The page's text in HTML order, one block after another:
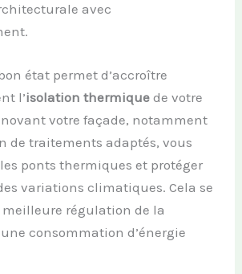
avec
état permet d’accroître
l’isolation thermique de votre
votre façade, notamment
de traitements adaptés, vous
ponts thermiques et protéger
variations climatiques. Cela se
régulation de la
consommation d’énergie